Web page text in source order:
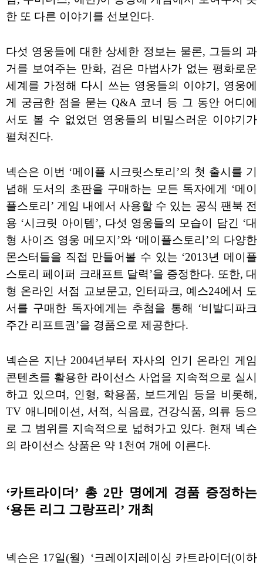
한 또 다른 이야기를 선보인다.
다섯 영웅들에 대한 상세한 정보는 물론, 그들의 과
거를 보여주는 만화, 검은 마법사가 없는 평화로운
세계를 가정해 다시 쓰는 영웅들의 이야기, 영웅에
게 궁금한 점을 묻는 Q&A 코너 등 그 동안 어디에
서도 볼 수 없었던 영웅들의 비밀스러운 이야기가
펼쳐진다.
넥슨은 이번 ‘메이플 시크릿스토리’의 첫 출시를 기
념해 도서의 초판을 구매하는 모든 독자에게 ‘메이
플스토리’ 게임 내에서 사용할 수 있는 공식 팬북 전
용 ‘시크릿 아이템’, 다섯 영웅들의 모습이 담긴 ‘대
형 사이즈 영웅 메모지’와 ‘메이플스토리’의 다양한
몬스터들을 직접 만들어볼 수 있는 ‘2013년 메이플
스토리 페이퍼 크래프트 달력’을 증정한다. 또한, 대
형 온라인 서점 교보문고, 인터파크, 예스24에서 도
서를 구매한 독자에게는 추첨을 통해 ‘비발디파크
주간 리프트권’을 경품으로 제공한다.
넥슨은 지난 2004년부터 자사의 인기 온라인 게임
콘텐츠를 활용한 라이선스 사업을 지속적으로 실시
하고 있으며, 인형, 학용품, 보드게임 등을 비롯해,
TV 애니메이션, 서적, 식음료, 건강식품, 의류 등으
로 그 범위를 지속적으로 넓혀가고 있다. 현재 넥슨
의 라이선스 상품은 약 1천여 개에 이른다.
‘카트라이더’ 총 2만 명에게 경품 증정하는
‘용돈 리그 그랑프리’ 개최
넥슨은 17일(월) ‘크레이지레이싱 카트라이더(이하